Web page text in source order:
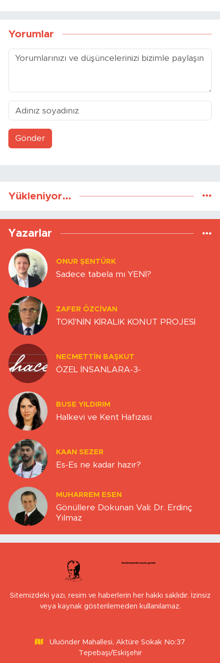
Yorumlar
Gönder
Yükleniyor...
Yazarlar
ONUR ŞENTÜRK
Sadece tabela mı YENİ?
ZAFER ÖZCIVAN
TOKİ'NİN KİRALIK KONUT PROJESİ
NECMETTIN BAŞKUT
ÖZEL İNSANLARA-3-
BUSE YILDIRIM
Halkevi ve Kent Hafızası
KAAN SEZER
Es-Es ne kadar hazır?
MUHARREM ESEN
Gönüllere Dokunan Vali: Dr. Erdinç
Yılmaz
Sitemizdeki yazı, resim ve haberlerin her hakkı saklıdır. İzinsiz
veya kaynak gösterilemeden kullanılamaz.
Uluönder Mahallesi, Aktüre Sokak No:37
Tepebaşı/Eskişehir